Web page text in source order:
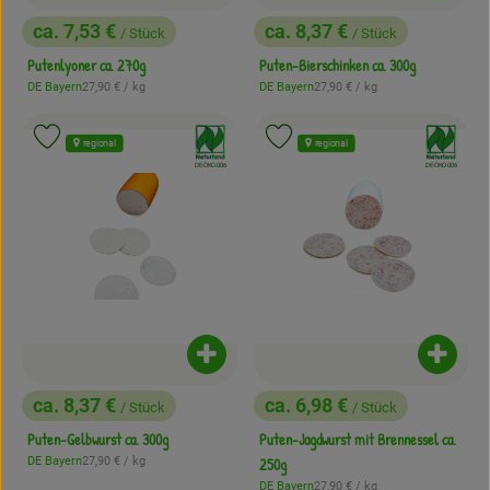
, Preis:
ca. 7,53 € / Stück
Putenlyoner ca. 270g
, Herkunft:
DE Bayern, Referenzpreis:
27,90 € / kg
, Preis:
ca. 8,37 € / Stück
Puten-Bierschinken ca. 300g
, Herkunft:
DE Bayern, Referenzpreis:
27,90 € / kg
, Preis:
ca. 8,37 € / Stück
Puten-Gelbwurst ca. 300g
, Herkunft:
DE Bayern, Referenzpreis:
27,90 € / kg
Produkt zum Warenkorb hinzufügen
, Verband:
, Kontrollstelle:
DE-ÖKO-006
regional
Produkt zu Favouriten hinzufügen
, Preis:
ca. 6,98 € / Stück
Puten-Jagdwurst mit Brennessel ca.
250g
DE Bayern, Referenzpreis:
27,90 € / kg
, Verband:
, Kontrollstelle:
DE-ÖKO-006
regional
Produkt zu Favouriten hinzufügen